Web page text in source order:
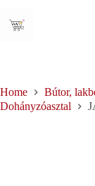
content
Home Bútor,
Dohányzóasztal